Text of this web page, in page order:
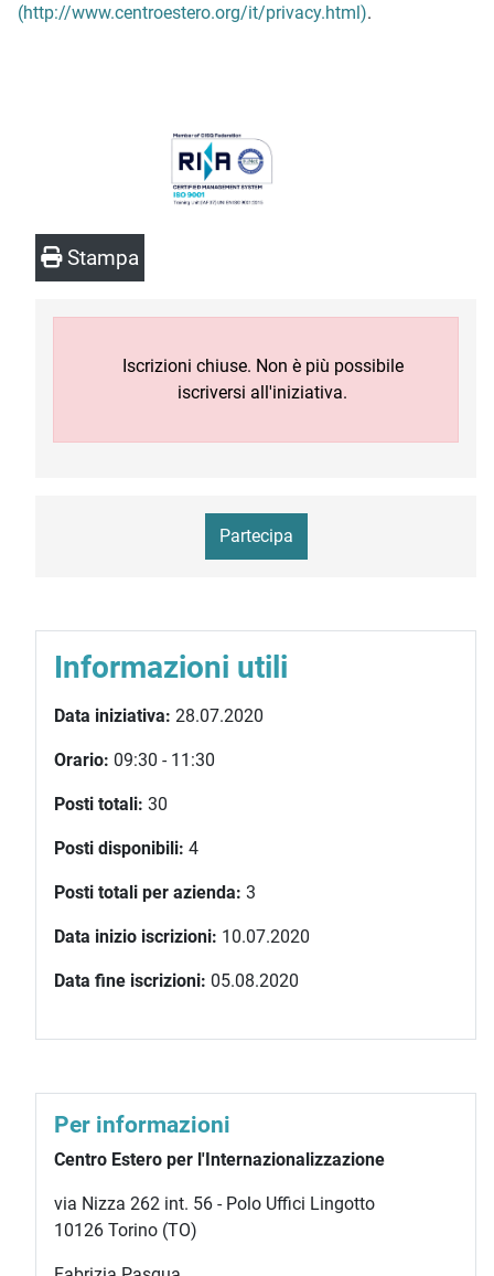
(http://www.centroestero.org/it/privacy.html).
Stampa
Iscrizioni chiuse. Non è più possibile
iscriversi all'iniziativa.
Partecipa
Informazioni utili
Data iniziativa: 28.07.2020
Orario: 09:30 - 11:30
Posti totali: 30
Posti disponibili: 4
Posti totali per azienda: 3
Data inizio iscrizioni: 10.07.2020
Data fine iscrizioni: 05.08.2020
Per informazioni
Centro Estero per l'Internazionalizzazione
via Nizza 262 int. 56 - Polo Uffici Lingotto
10126 Torino (TO)